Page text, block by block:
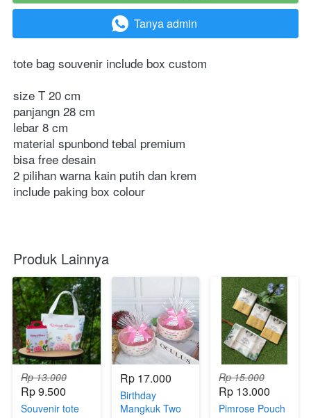
` Tanya admin
tote bag souvenir include box custom
size T 20 cm
panjangn 28 cm
lebar 8 cm
material spunbond tebal premium
bisa free desain
2 pilihan warna kain putih dan krem
include paking box colour
Produk Lainnya
Rp 13.000
Rp 9.500
Souvenir tote
Rp 17.000
Birthday
Mangkuk Two
Rp 15.000
Rp 13.000
Pimrose Pouch